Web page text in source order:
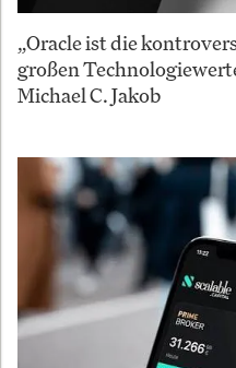
„Oracle ist die
großen
Michael C. Jakob